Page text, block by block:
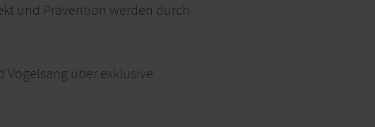
und Prävention werden durch
Vogelsang über exklusive